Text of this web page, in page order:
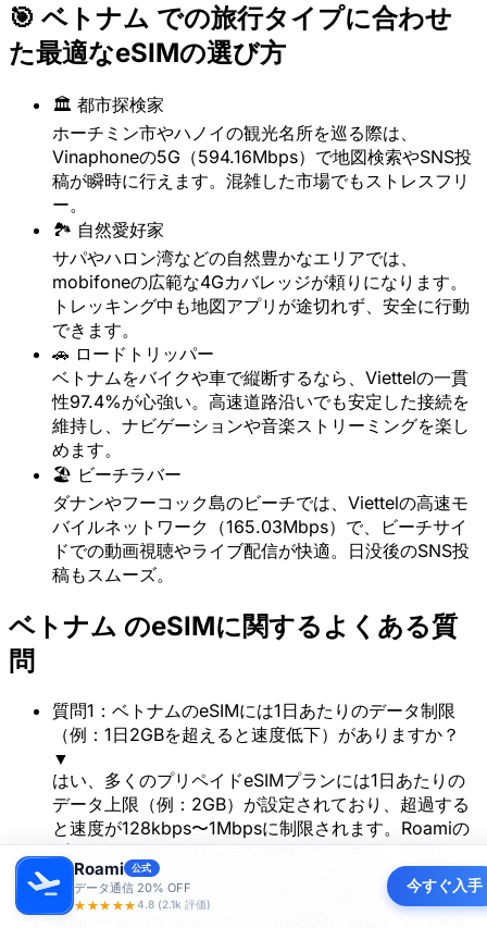
🎯 ベトナム での旅行タイプに合わせ
た最適なeSIMの選び方
🏛️ 都市探検家
ホーチミン市やハノイの観光名所を巡る際は、
Vinaphoneの5G（594.16Mbps）で地図検索やSNS投
稿が瞬時に行えます。混雑した市場でもストレスフリ
ー。
🏞️ 自然愛好家
サパやハロン湾などの自然豊かなエリアでは、
mobifoneの広範な4Gカバレッジが頼りになります。
トレッキング中も地図アプリが途切れず、安全に行動
できます。
🚗 ロードトリッパー
ベトナムをバイクや車で縦断するなら、Viettelの一貫
性97.4%が心強い。高速道路沿いでも安定した接続を
維持し、ナビゲーションや音楽ストリーミングを楽し
めます。
🏖️ ビーチラバー
ダナンやフーコック島のビーチでは、Viettelの高速モ
バイルネットワーク（165.03Mbps）で、ビーチサイ
ドでの動画視聴やライブ配信が快適。日没後のSNS投
稿もスムーズ。
ベトナム のeSIMに関するよくある質
問
質問1：ベトナムのeSIMには1日あたりのデータ制限
（例：1日2GBを超えると速度低下）がありますか？
▼
はい、多くのプリペイドeSIMプランには1日あたりの
データ上限（例：2GB）が設定されており、超過する
と速度が128kbps〜1Mbpsに制限されます。Roamiの
プランも同様のポリシーを採用しています。ただし、
SNSやメッセージアプリの利用には支障がなく、追加
データを購入することで速度制限を解除できます。
Roami 公式
データ通信 20% OFF
★★★★★4.8 (2.1k 評価)
今すぐ入手